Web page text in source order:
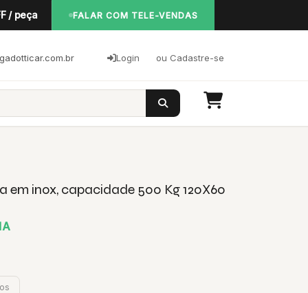
/ peça FALAR COM TELE-VENDAS
Login ou Cadastre-se
inox, capacidade 500 Kg 120X60